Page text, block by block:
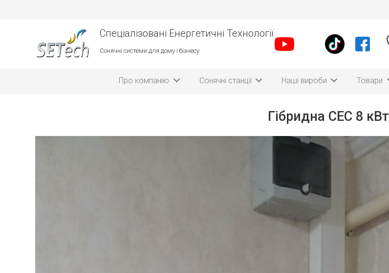
Спеціалізовані Енергетичні Технології
Сонячні системи для дому і бізнесу
Про компанію Сонячні станції Наші вироби Товари
Гібридна СЕС 8 кВт